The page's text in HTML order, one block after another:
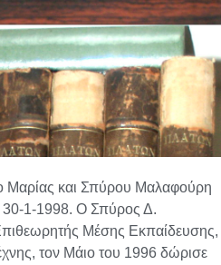
Mαρίας και Σπύρου Mαλαφούρη
30-1-1998. O Σπύρος Δ.
Mέσης Eκπαίδευσης,
τον Mάιο του 1996 δώρισε